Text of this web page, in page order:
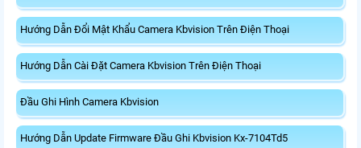
Hướng Dẫn Đổi Mật Khẩu Camera Kbvision Trên Điện Thoại
Hướng Dẫn Cài Đặt Camera Kbvision Trên Điện Thoại
Đầu Ghi Hình Camera Kbvision
Hướng Dẫn Update Firmware Đầu Ghi Kbvision Kx-7104Td5